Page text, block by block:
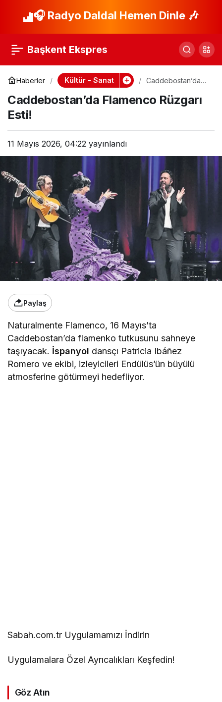
🎧 Radyo Daldal Hemen Dinle 🎶
Başkent Ekspres
Haberler Kültür - Sanat
Caddebostan’da
Esti!
Caddebostan’da Flamenco Rüzgarı
Esti!
11 Mayıs 2026, 04:22 yayınlandı
Paylaş
Naturalmente Flamenco, 16 Mayıs’ta
Caddebostan’da flamenko tutkusunu sahneye
taşıyacak. İspanyol dansçı Patricia Ibáñez
Romero ve ekibi, izleyicileri Endülüs’ün büyülü
atmosferine götürmeyi hedefliyor.
Sabah.com.tr Uygulamamızı İndirin
Uygulamalara Özel Ayrıcalıkları Keşfedin!
Göz Atın
Antalya’da Tiyatro
Başladı!
Paylaş